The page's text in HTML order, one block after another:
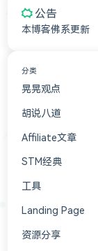
公告
本博客佛系更新
分类
晃晃观点
胡说八道
Affiliate文章
STM经典
工具
Landing Page
资源分享